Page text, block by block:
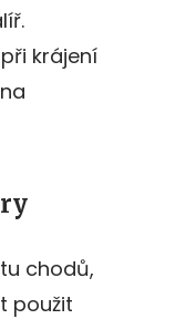
krájení
chodů,
použit